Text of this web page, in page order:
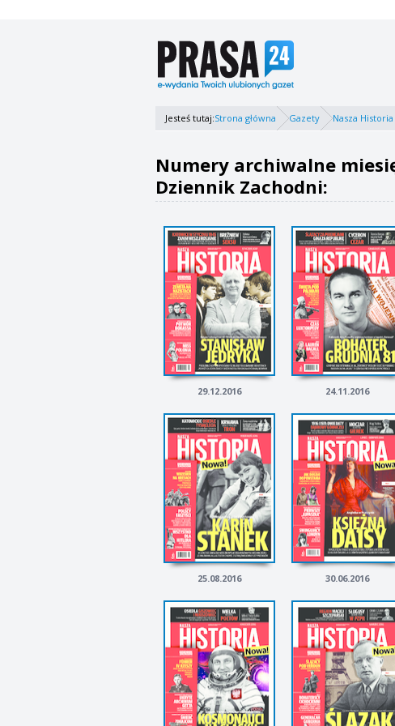
Jesteś tutaj:Strona główna Gazety Nasza
Numery archiwalne
Dziennik Zachodni:
29.12.2016 24.11.2016
25.08.2016 30.06.2016